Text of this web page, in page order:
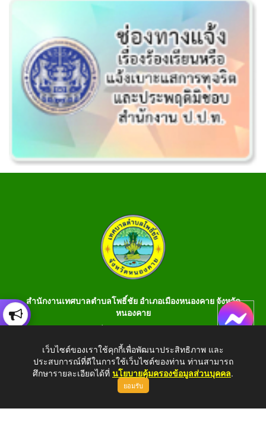
สำนักงานเทศบาลตำบลโพธิ์ชัย อำเภอเมืองหนองคาย จังหวัด
หนองคาย
990401 โทรสาร 042-990400
E-Saraban : saraban_05430106@dla.go.th
เว็บไซต์ของเราใช้คุกกี้เพื่อพัฒนาประสิทธิภาพ และ
ประสบการณ์ที่ดีในการใช้เว็บไซต์ของท่าน ท่านสามารถ
ศึกษารายละเอียดได้ที่ นโยบายคุ้มครองข้อมูลส่วนบุคคล.
ยอมรับ